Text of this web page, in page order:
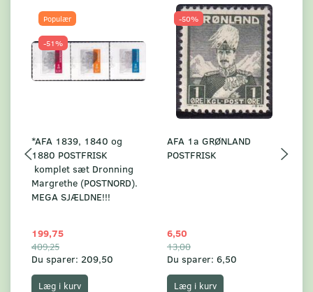
Populær
-51%
*AFA 1839, 1840 og
1880 POSTFRISK
komplet sæt Dronning
Margrethe (POSTNORD).
MEGA SJÆLDNE!!!
199,75
409,25
Du sparer: 209,50
Læg i kurv
-50%
AFA 1a GRØNLAND
POSTFRISK
6,50
13,00
Du sparer: 6,50
Læg i kurv